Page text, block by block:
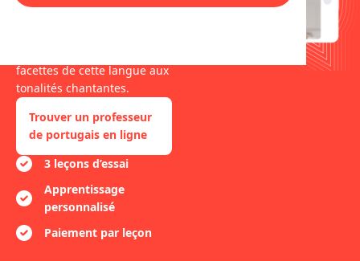
facettes de cette langue aux
tonalités chantantes.
Trouver un professeur
de portugais en ligne
3 leçons d’essai
Apprentissage
personnalisé
Paiement par leçon